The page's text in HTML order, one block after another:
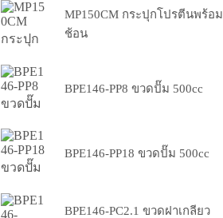
MP150CM กระปุกโปรตีนพร้อม
ช้อน
BPE146-PP8 ขวดปั๊ม 500cc
BPE146-PP18 ขวดปั๊ม 500cc
BPE146-PC2.1 ขวดฝาเกลียว